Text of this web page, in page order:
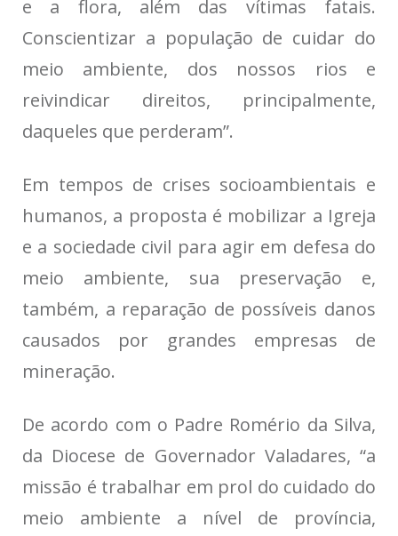
e a flora, além das vítimas fatais.
Conscientizar a população de cuidar do
meio ambiente, dos nossos rios e
reivindicar direitos, principalmente,
daqueles que perderam”.
Em tempos de crises socioambientais e
humanos, a proposta é mobilizar a Igreja
e a sociedade civil para agir em defesa do
meio ambiente, sua preservação e,
também, a reparação de possíveis danos
causados por grandes empresas de
mineração.
De acordo com o Padre Romério da Silva,
da Diocese de Governador Valadares, “a
missão é trabalhar em prol do cuidado do
meio ambiente a nível de província,